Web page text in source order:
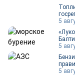
5
5
5